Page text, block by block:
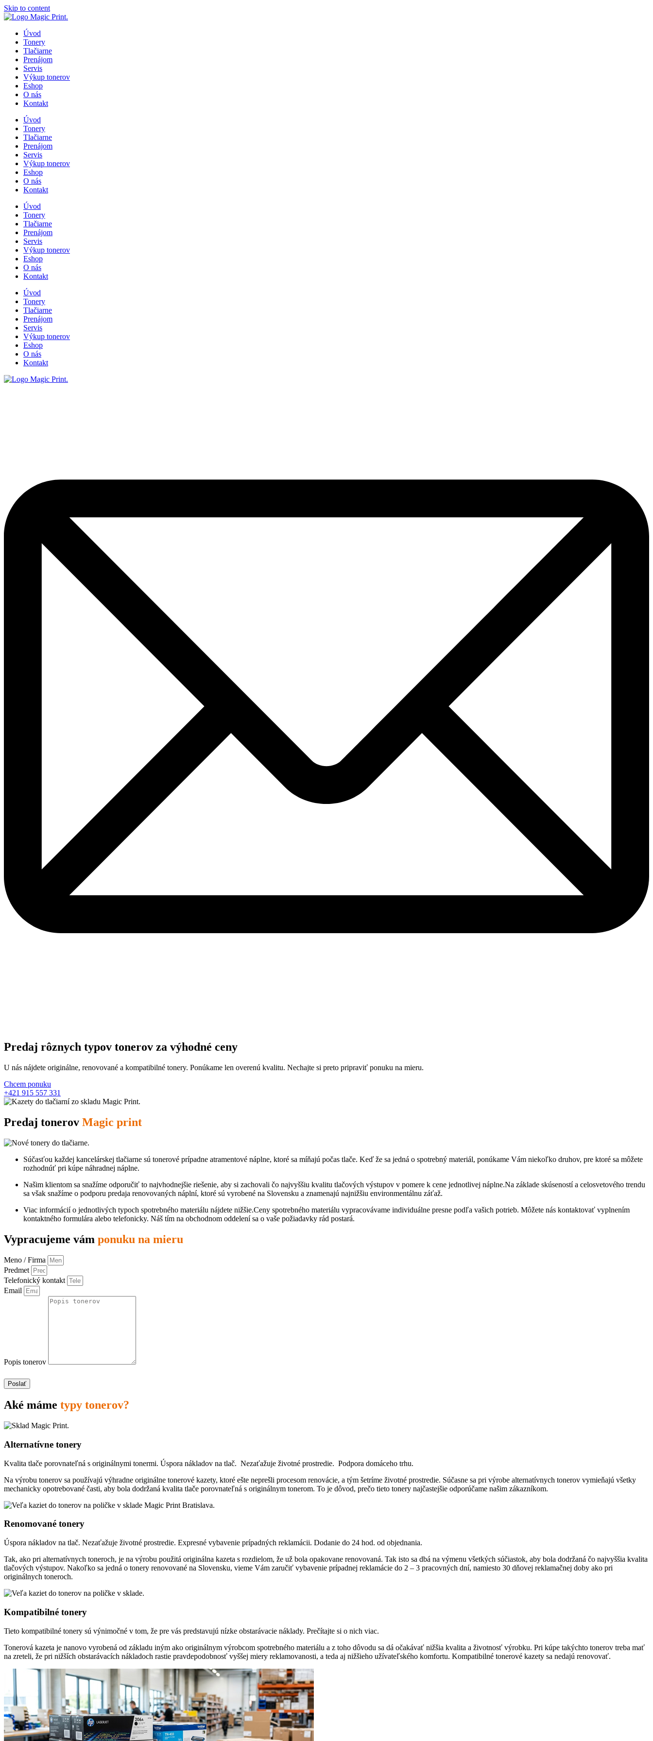
Skip to content
Úvod
Tonery
Tlačiarne
Prenájom
Servis
Výkup tonerov
Eshop
O nás
Kontakt
Úvod
Tonery
Tlačiarne
Prenájom
Servis
Výkup tonerov
Eshop
O nás
Kontakt
Úvod
Tonery
Tlačiarne
Prenájom
Servis
Výkup tonerov
Eshop
O nás
Kontakt
Úvod
Tonery
Tlačiarne
Prenájom
Servis
Výkup tonerov
Eshop
O nás
Kontakt
Predaj rôznych typov tonerov za výhodné ceny
U nás nájdete originálne, renovované a kompatibilné tonery. Ponúkame len overenú kvalitu. Nechajte si preto pripraviť ponuku na mieru.
Chcem ponuku
+421 915 557 331
Predaj tonerov Magic print
Súčasťou každej kancelárskej tlačiarne sú tonerové prípadne atramentové náplne, ktoré sa míňajú počas tlače. Keď že sa jedná o spotrebný materiál, ponúkame Vám niekoľko druhov, pre ktoré sa môžete
rozhodnúť pri kúpe náhradnej náplne.
Našim klientom sa snažíme odporučiť to najvhodnejšie riešenie, aby si zachovali čo najvyššiu kvalitu tlačových výstupov v pomere k cene jednotlivej náplne.Na základe skúseností a celosvetového trendu
sa však snažíme o podporu predaja renovovaných náplní, ktoré sú vyrobené na Slovensku a znamenajú najnižšiu environmentálnu záťaž.
Viac informácií o jednotlivých typoch spotrebného materiálu nájdete nižšie.Ceny spotrebného materiálu vypracovávame individuálne presne podľa vašich potrieb. Môžete nás kontaktovať vyplnením
kontaktného formulára alebo telefonicky. Náš tím na obchodnom oddelení sa o vaše požiadavky rád postará.
Vypracujeme vám ponuku na mieru
Meno / Firma
Predmet
Telefonický kontakt
Email
Popis tonerov
Poslať
Aké máme typy tonerov?
Alternatívne tonery
Kvalita tlače porovnateľná s originálnymi tonermi. Úspora nákladov na tlač. Nezaťažuje životné prostredie. Podpora domáceho trhu.
Na výrobu tonerov sa používajú výhradne originálne tonerové kazety, ktoré ešte neprešli procesom renovácie, a tým šetríme životné prostredie. Súčasne sa pri výrobe alternatívnych tonerov vymieňajú všetky
mechanicky opotrebované časti, aby bola dodržaná kvalita tlače porovnateľná s originálnym tonerom. To je dôvod, prečo tieto tonery najčastejšie odporúčame našim zákazníkom.
Renomované tonery
Úspora nákladov na tlač. Nezaťažuje životné prostredie. Expresné vybavenie prípadných reklamácii. Dodanie do 24 hod. od objednania.
Tak, ako pri alternatívnych toneroch, je na výrobu použitá originálna kazeta s rozdielom, že už bola opakovane renovovaná. Tak isto sa dbá na výmenu všetkých súčiastok, aby bola dodržaná čo najvyššia kvalita
tlačových výstupov. Nakoľko sa jedná o tonery renovované na Slovensku, vieme Vám zaručiť vybavenie prípadnej reklamácie do 2 – 3 pracovných dní, namiesto 30 dňovej reklamačnej doby ako pri
originálnych toneroch.
Kompatibilné tonery
Tieto kompatibilné tonery sú výnimočné v tom, že pre vás predstavujú nízke obstarávacie náklady. Prečítajte si o nich viac.
Tonerová kazeta je nanovo vyrobená od základu iným ako originálnym výrobcom spotrebného materiálu a z toho dôvodu sa dá očakávať nižšia kvalita a životnosť výrobku. Pri kúpe takýchto tonerov treba mať
na zreteli, že pri nižších obstarávacích nákladoch rastie pravdepodobnosť vyššej miery reklamovanosti, a teda aj nižšieho užívateľského komfortu. Kompatibilné tonerové kazety sa nedajú renovovať.